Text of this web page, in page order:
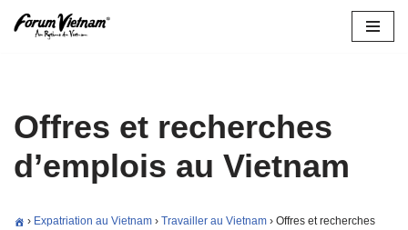
Offres et recherches
d’emplois au Vietnam
› Expatriation au Vietnam › Travailler au Vietnam › Offres et recherches